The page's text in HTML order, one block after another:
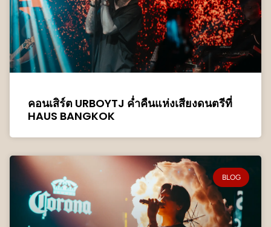
คอนเสิร์ต URBOYTJ ค่ำคืนแห่งเสียงดนตรีที่
HAUS BANGKOK
BLOG